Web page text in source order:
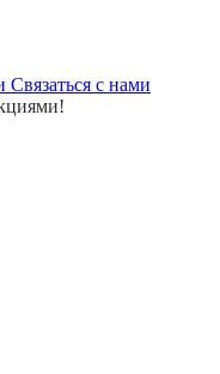
Связаться с нами